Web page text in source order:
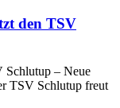
den TSV
Schlutup – Neue
TSV Schlutup freut